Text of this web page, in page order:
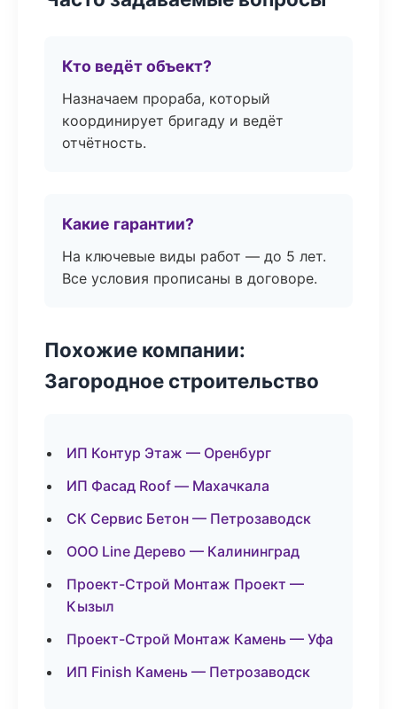
Кто ведёт объект?
Назначаем прораба, который
координирует бригаду и ведёт
отчётность.
Какие гарантии?
На ключевые виды работ — до 5 лет.
Все условия прописаны в договоре.
Похожие компании:
Загородное строительство
ИП Контур Этаж — Оренбург
ИП Фасад Roof — Махачкала
СК Сервис Бетон — Петрозаводск
ООО Line Дерево — Калининград
Проект-Строй Монтаж Проект —
Кызыл
Проект-Строй Монтаж Камень — Уфа
ИП Finish Камень — Петрозаводск